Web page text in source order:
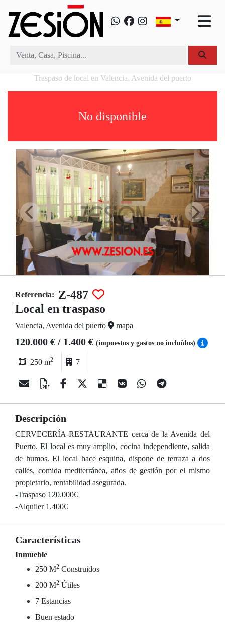
Traspaso de local en Valencia, Avenida del puerto
No disponible
Referencia: Z-487
Local en traspaso
Valencia, Avenida del puerto mapa
120.000 € / 1.400 € (impuestos y gastos no incluídos)
250 m2 7
Descripción
CERVECERÍA-RESTAURANTE cerca de la Avenida del
Puerto. El local es muy amplio, cocina independiente, salida
de humos. El local hace esquina, dispone de terraza a dos
calles, comida mediterránea, años de gestión por el mismo
propietario, rentabilidad asegurada.
-Traspaso 120.000€
-Alquiler 1.400€
Características
Inmueble
250 M2 Construidos
200 M2 Útiles
7 Estancias
Buen estado